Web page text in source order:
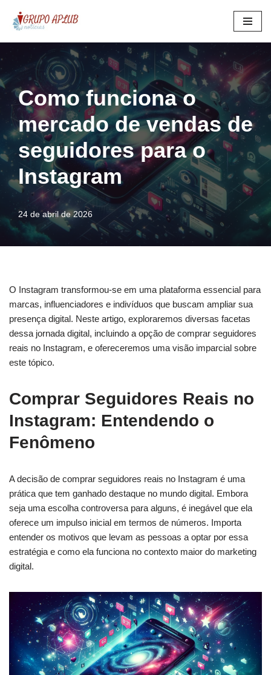
Pular
conteúdo
Como funciona o
mercado de vendas de
seguidores para o
Instagram
24 de abril de 2026
O Instagram transformou-se em uma plataforma essencial para
marcas, influenciadores e indivíduos que buscam ampliar sua
presença digital. Neste artigo, exploraremos diversas facetas
dessa jornada digital, incluindo a opção de comprar seguidores
reais no Instagram, e ofereceremos uma visão imparcial sobre
este tópico.
Comprar Seguidores Reais no
Instagram: Entendendo o
Fenômeno
A decisão de comprar seguidores reais no Instagram é uma
prática que tem ganhado destaque no mundo digital. Embora
seja uma escolha controversa para alguns, é inegável que ela
oferece um impulso inicial em termos de números. Importa
entender os motivos que levam as pessoas a optar por essa
estratégia e como ela funciona no contexto maior do marketing
digital.